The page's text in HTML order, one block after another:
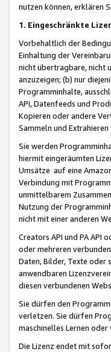
nutzen können, erklären
1. Eingeschränkte
Vorbehaltlich der
Einhaltung der
nicht übertragbare, nicht
anzuzeigen; (b) nur
Programminhalte,
API, Datenfeeds und
Kopieren oder andere
Sammeln und
Sie werden
hiermit eingeräumten
Umsätze auf eine
Verbindung mit
unmittelbarem
Nutzung der
nicht mit einer anderen
Creators API und PA API
oder mehreren
Daten, Bilder, Texte oder
anwendbaren
diesen verbundenen
Sie dürfen den
verletzen. Sie dürfen
maschinelles Lernen
Die Lizenz endet mit